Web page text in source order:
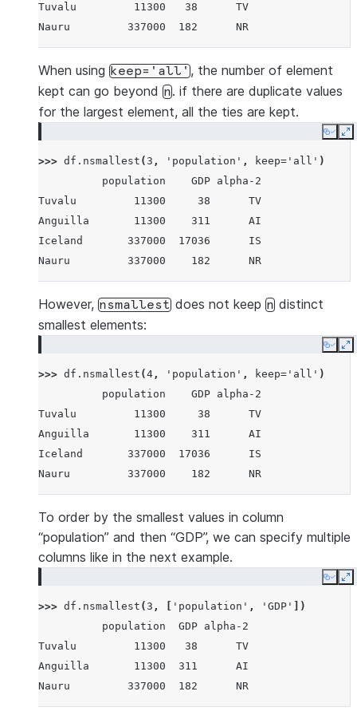
Tuvalu         11300   38      TV
Nauru         337000  182      NR
When using keep='all', the number of element
kept can go beyond n. if there are duplicate values
for the largest element, all the ties are kept.
Copy
>>> df . nsmallest (3 , 'population' , keep= 'all' )
          population    GDP alpha-2
Tuvalu         11300     38      TV
Anguilla       11300    311      AI
Iceland       337000  17036      IS
Nauru         337000    182      NR
However, nsmallest does not keep n distinct
smallest elements:
Copy
>>> df . nsmallest (4 , 'population' , keep= 'all' )
          population    GDP alpha-2
Tuvalu         11300     38      TV
Anguilla       11300    311      AI
Iceland       337000  17036      IS
Nauru         337000    182      NR
To order by the smallest values in column
“population” and then “GDP”, we can specify multiple
columns like in the next example.
Copy
>>> df . nsmallest (3 , 'population' , 'GDP'
])
          population  GDP alpha-2
Tuvalu         11300   38      TV
Anguilla       11300  311      AI
Nauru         337000  182      NR